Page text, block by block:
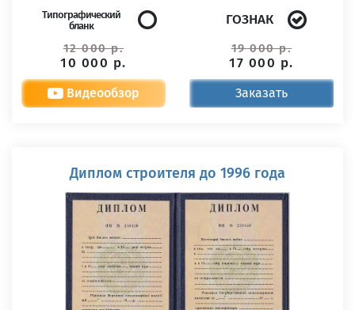
Типографический
бланк
12 000 р.
10 000 р.
ГОЗНАК
19 000 р.
17 000 р.
Видеообзор Заказать
Диплом строителя до 1996 года